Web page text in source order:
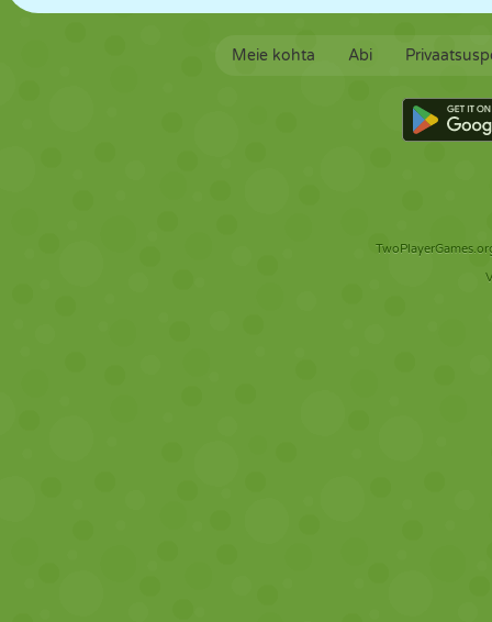
Meie kohta Abi